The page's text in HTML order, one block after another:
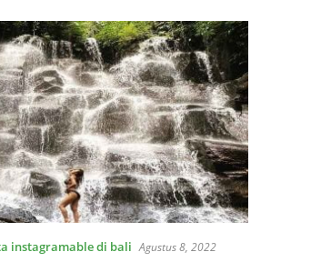
instagramable di bali Agustus 8, 2022